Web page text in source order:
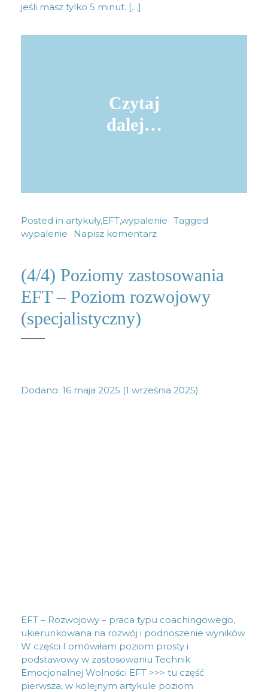
jeśli masz tylko 5 minut. […]
Czytaj
dalej…
Posted in artykuły,EFT,wypalenie Tagged
wypalenie
Napisz komentarz
(4/4) Poziomy zastosowania
EFT – Poziom rozwojowy
(specjalistyczny)
Dodano: 16 maja 2025 (1 września 2025)
EFT – Rozwojowy – praca typu coachingowego,
ukierunkowana na rozwój i podnoszenie wyników
W części I omówiłam poziom prosty i
podstawowy w zastosowaniu Technik
Emocjonalnej Wolności EFT >>> tu część
pierwsza, w kolejnym artykule poziom